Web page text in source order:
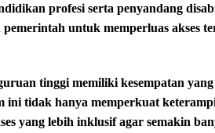
profesi serta penyandang
untuk memperluas akses
tinggi memiliki kesempatan
tidak hanya memperkuat
yang lebih inklusif agar semakin